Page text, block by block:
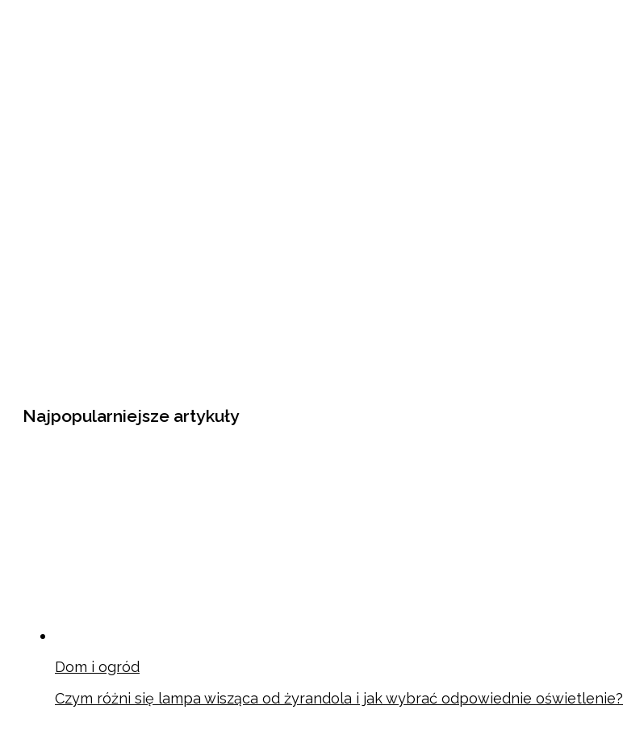
Najpopularniejsze artykuły
Dom i ogród
Czym różni się lampa wisząca od żyrandola i jak wybrać odpowiednie oświetlenie?